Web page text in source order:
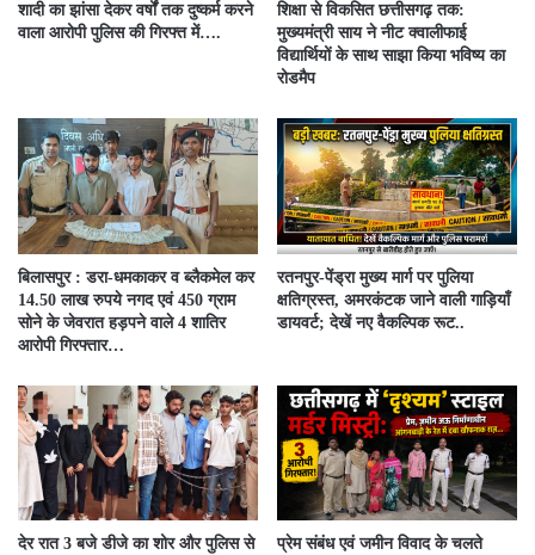
शादी का झांसा देकर वर्षों तक दुष्कर्म करने
वाला आरोपी पुलिस की गिरफ्त में….
शिक्षा से विकसित छत्तीसगढ़ तक:
मुख्यमंत्री साय ने नीट क्वालीफाई
विद्यार्थियों के साथ साझा किया भविष्य का
रोडमैप
बिलासपुर : डरा-धमकाकर व ब्लैकमेल कर
14.50 लाख रुपये नगद एवं 450 ग्राम
सोने के जेवरात हड़पने वाले 4 शातिर
आरोपी गिरफ्तार…
रतनपुर-पेंड्रा मुख्य मार्ग पर पुलिया
क्षतिग्रस्त, अमरकंटक जाने वाली गाड़ियाँ
डायवर्ट; देखें नए वैकल्पिक रूट..
देर रात 3 बजे डीजे का शोर और पुलिस से
प्रेम संबंध एवं जमीन विवाद के चलते